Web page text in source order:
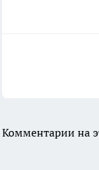
Комментарии на